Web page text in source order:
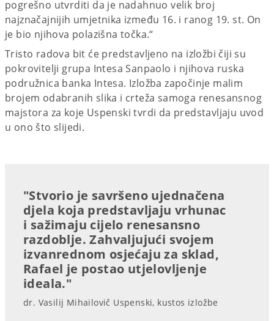
pogrešno utvrditi da je nadahnuo velik broj
najznačajnijih umjetnika između 16. i ranog 19. st. On
je bio njihova polazišna točka.“
Tristo radova bit će predstavljeno na izložbi čiji su
pokrovitelji grupa Intesa Sanpaolo i njihova ruska
podružnica banka Intesa. Izložba započinje malim
brojem odabranih slika i crteža samoga renesansnog
majstora za koje Uspenski tvrdi da predstavljaju uvod
u ono što slijedi.
"Stvorio je savršeno ujednačena
djela koja predstavljaju vrhunac
i sažimaju cijelo renesansno
razdoblje. Zahvaljujući svojem
izvanrednom osjećaju za sklad,
Rafael je postao utjelovljenje
ideala."
dr. Vasilij Mihailovič Uspenski, kustos izložbe